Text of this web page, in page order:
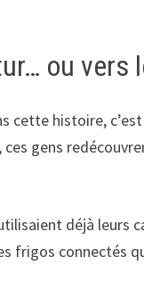
ou vers
cette histoire,
gens
déjà leurs
frigos connectés